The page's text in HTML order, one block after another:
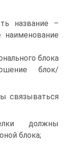
название –
наименование
блока
блок/
связываться
должны
блока;